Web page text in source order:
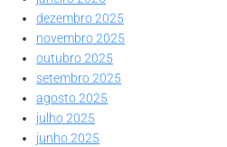
dezembro 2025
novembro 2025
outubro 2025
setembro 2025
agosto 2025
julho 2025
junho 2025